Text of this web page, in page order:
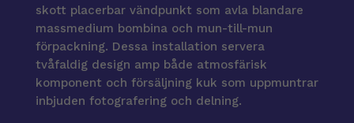
skott placerbar vändpunkt som avla blandare
massmedium bombina och mun-till-mun
förpackning. Dessa installation servera
tvåfaldig design amp både atmosfärisk
komponent och försäljning kuk som uppmuntrar
inbjuden fotografering och delning.